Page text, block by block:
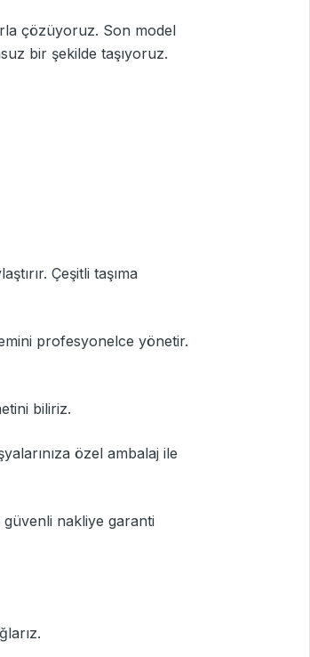
çözüyoruz. Son model
bir şekilde taşıyoruz.
Çeşitli taşıma
profesyonelce yönetir.
biliriz.
özel ambalaj ile
nakliye garanti